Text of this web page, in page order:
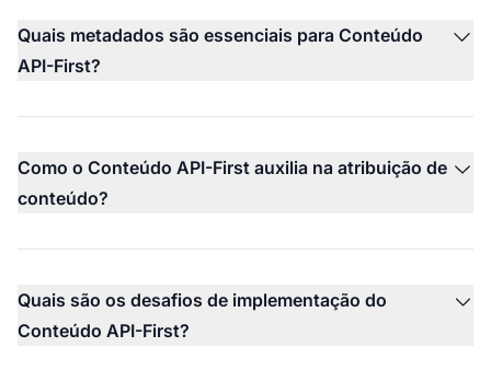
Quais metadados são essenciais para Conteúdo
API-First?
Como o Conteúdo API-First auxilia na atribuição de
conteúdo?
Quais são os desafios de implementação do
Conteúdo API-First?